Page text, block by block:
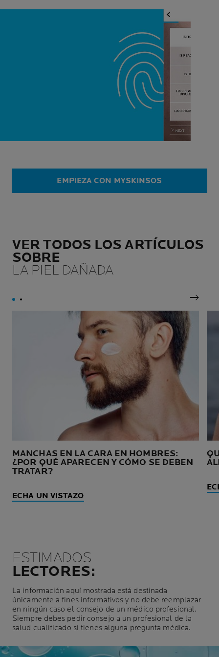
EMPIEZA CON MYSKINSOS
VER TODOS LOS ARTÍCULOS
SOBRE
LA PIEL DAÑADA
MANCHAS EN LA CARA EN HOMBRES:
¿POR QUÉ APARECEN Y CÓMO SE DEBEN
TRATAR?
ECHA UN VISTAZO
ESTIMADOS
LECTORES:
La información aquí mostrada está destinada
únicamente a fines informativos y no debe reemplazar
en ningún caso el consejo de un médico profesional.
Siempre debes pedir consejo a un profesional de la
salud cualificado si tienes alguna pregunta médica.